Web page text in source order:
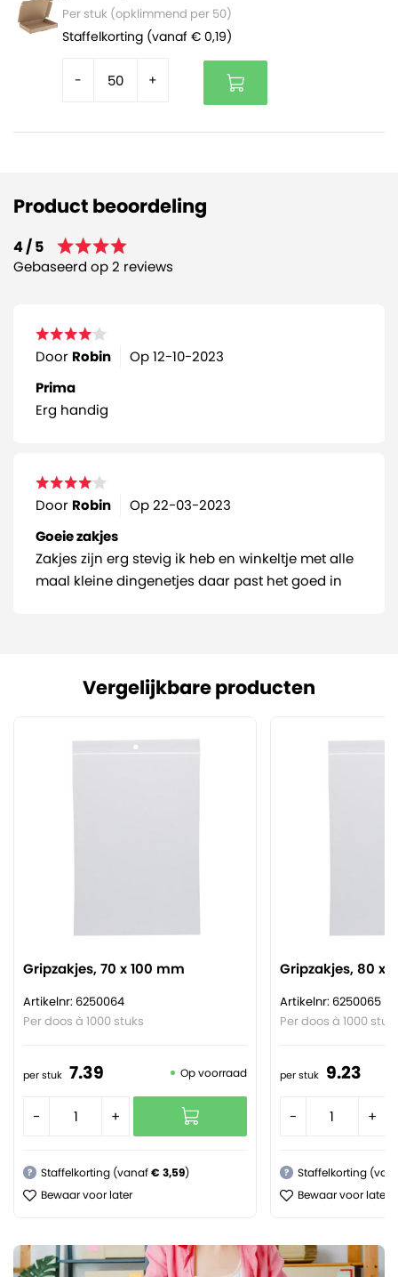
Per stuk (opklimmend per 50)
Staffelkorting (vanaf € 0,19)
- +
Product beoordeling
4 / 5
Gebaseerd op 2 reviews
Door Robin Op12-10-2023
Prima
Erg handig
Door Robin Op22-03-2023
Goeie zakjes
Zakjes zijn erg stevig ik heb en winkeltje met alle
maal kleine dingenetjes daar past het goed in
Vergelijkbare producten
Gripzakjes, 70 x 100 mm
Artikelnr: 6250064
Per doos à 1000 stuks
per stuk 7.39 Op voorraad
- +
? Staffelkorting (vanaf€ 3,59)
Bewaar voor later
Gripzakjes, 80 x
Artikelnr: 6250065
Per doos à 1000
per stuk 9.23
- +
?
Staffelkorting
Bewaar voor later